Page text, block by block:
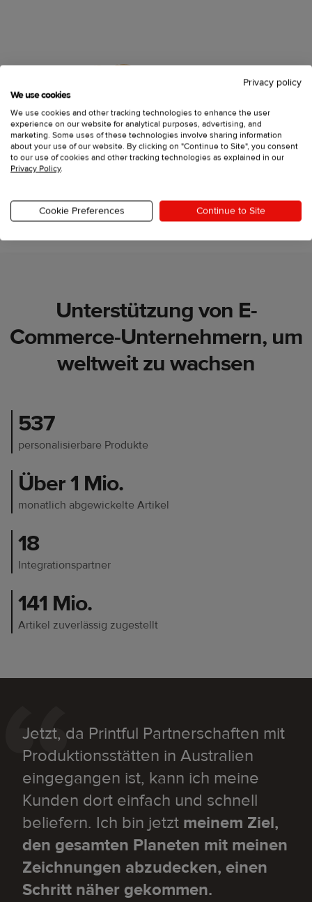
Unterstützung von E-
Commerce-Unternehmern, um
weltweit zu wachsen
537
personalisierbare Produkte
Über 1 Mio.
monatlich abgewickelte Artikel
18
Integrationspartner
141 Mio.
Artikel zuverlässig zugestellt
Jetzt, da Printful Partnerschaften mit
Produktionsstätten in Australien
eingegangen ist, kann ich meine
Kunden dort einfach und schnell
beliefern. Ich bin jetzt meinem Ziel,
den gesamten Planeten mit meinen
Zeichnungen abzudecken, einen
Schritt näher gekommen.
Privacy policy
We use cookies
We use cookies and other tracking technologies to enhance the user
experience on our website for analytical purposes, advertising, and
marketing. Some uses of these technologies involve sharing information
about your use of our website. By clicking on "Continue to Site", you consent
to our use of cookies and other tracking technologies as explained in our
Privacy Policy.
Cookie Preferences Continue to Site